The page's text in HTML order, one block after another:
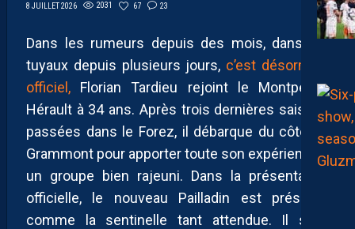
8 JUILLET 2026 2031 67 23
Dans les rumeurs depuis des mois, dans les
tuyaux depuis plusieurs jours, c’est désormais
officiel, Florian Tardieu rejoint le Montpellier
Hérault à 34 ans. Après trois dernières saisons
passées dans le Forez, il débarque du côté de
Grammont pour apporter toute son expérience à
un groupe bien rajeuni. Dans la présentation
officielle, le nouveau Pailladin est présenté
comme la sentinelle tant attendue. Il s’est